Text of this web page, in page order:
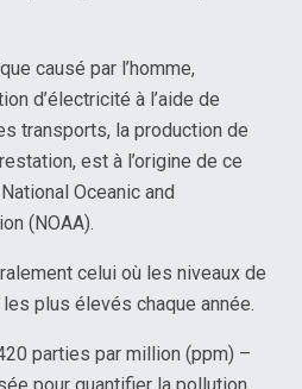
causé par l’homme,
d’électricité à l’aide de
transports, la production de
est à l’origine de ce
Oceanic and
(NOAA).
celui où les niveaux de
plus élevés chaque année.
parties par million (ppm) –